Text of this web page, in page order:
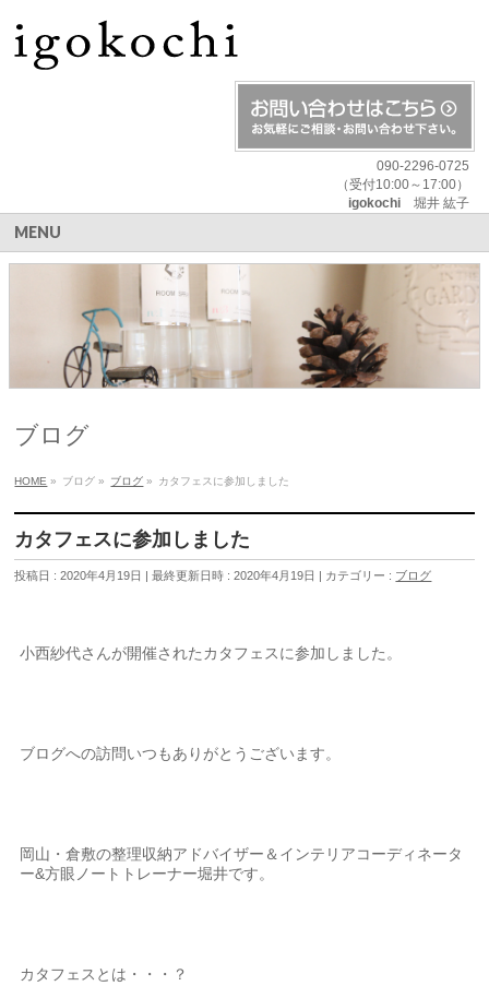
090-2296-0725
（受付10:00～17:00）
igokochi堀井 紘子
MENU
ブログ
HOME » ブログ » ブログ » カタフェスに参加しました
カタフェスに参加しました
投稿日 : 2020年4月19日 最終更新日時 : 2020年4月19日 カテゴリー : ブログ
小西紗代さんが開催されたカタフェスに参加しました。
ブログへの訪問いつもありがとうございます。
岡山・倉敷の整理収納アドバイザー＆インテリアコーディネータ
ー&方眼ノートトレーナー堀井です。
カタフェスとは・・・？